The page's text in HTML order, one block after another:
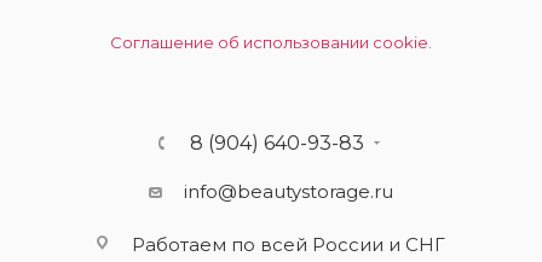
Соглашение об использовании cookie.
8 (904) 640-93-83
info@beautystorage.ru
Работаем по всей России и СНГ